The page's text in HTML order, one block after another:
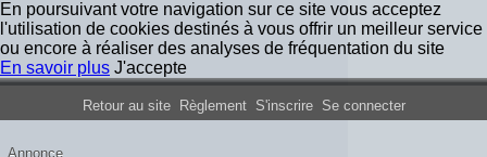
En poursuivant votre navigation sur ce site vous acceptez
l'utilisation de cookies destinés à vous offrir un meilleur service
ou encore à réaliser des analyses de fréquentation du site
En savoir plus J'accepte
Forum Iron Maiden France
Retour au site Règlement S'inscrire Se connecter
Annonce